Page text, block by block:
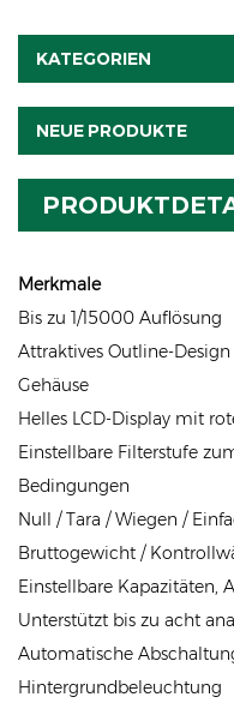
KATEGORIEN
NEUE PRODUKTE
Merkmale
Bis zu 1/15000 Auflösung
Attraktives Outline-
Gehäuse
Helles LCD-Display mit
Einstellbare Filterstufe
Bedingungen
Null / Tara / Wiegen /
Bruttogewicht /
Einstellbare Kapazitäten,
Unterstützt bis zu acht
Automatische
Hintergrundbeleuchtung